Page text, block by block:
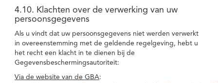
4.10. Klachten over de verwerking van uw
persoonsgegevens
Als u vindt dat uw persoonsgegevens niet werden verwerkt
in overeenstemming met de geldende regelgeving, hebt u
het recht een klacht in te dienen bij de
Gegevensbeschermingsautoriteit:
Via de website van de GBA: